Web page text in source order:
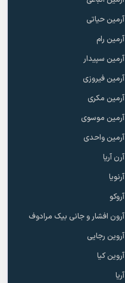
آرمین حیاتی
آرمین رام
آرمین سپیدار
آرمین فیروزی
آرمین مکری
آرمین موسوی
آرمین واحدی
آرن آریا
آرنویا
آروکو
آرون افشار و جانی بیک مرادوف
آروین رجایی
آروین کیا
آریا